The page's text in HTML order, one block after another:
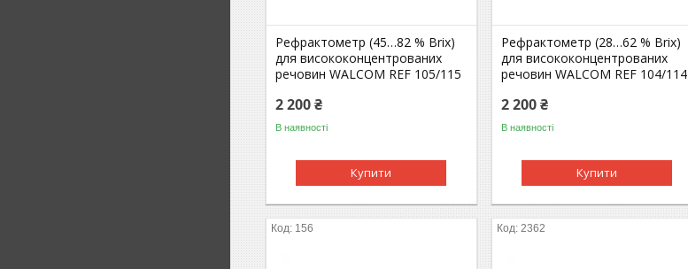
Рефрактометр (45…82 % Brix)
для висококонцентрованих
речовин WALCOM REF 105/115
2 200 ₴
В наявності
Купити
Рефрактометр (28…62 % Brix)
для висококонцентрованих
речовин WALCOM REF 104/114
2 200 ₴
В наявності
Купити
156 2362